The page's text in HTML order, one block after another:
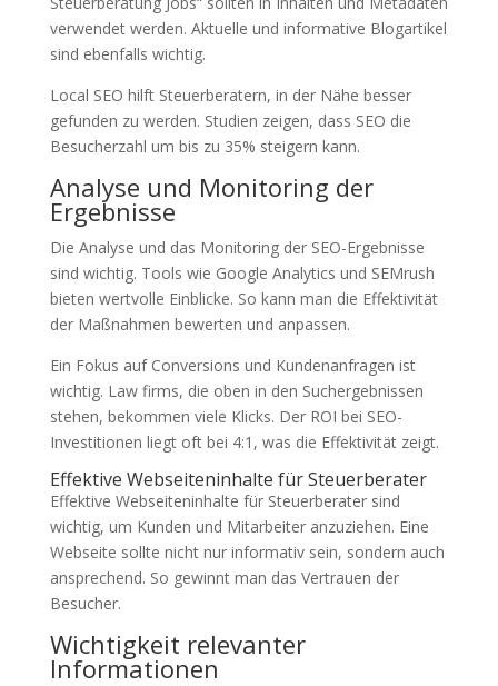
verwendet werden. Aktuelle und informative Blogartikel
sind ebenfalls wichtig.
Local SEO hilft Steuerberatern, in der Nähe besser
gefunden zu werden. Studien zeigen, dass SEO die
Besucherzahl um bis zu 35% steigern kann.
Analyse und Monitoring der
Ergebnisse
Die Analyse und das Monitoring der SEO-Ergebnisse
sind wichtig. Tools wie Google Analytics und SEMrush
bieten wertvolle Einblicke. So kann man die Effektivität
der Maßnahmen bewerten und anpassen.
Ein Fokus auf Conversions und Kundenanfragen ist
wichtig. Law firms, die oben in den Suchergebnissen
stehen, bekommen viele Klicks. Der ROI bei SEO-
Investitionen liegt oft bei 4:1, was die Effektivität zeigt.
Effektive Webseiteninhalte für Steuerberater
Effektive Webseiteninhalte für Steuerberater sind
wichtig, um Kunden und Mitarbeiter anzuziehen. Eine
Webseite sollte nicht nur informativ sein, sondern auch
ansprechend. So gewinnt man das Vertrauen der
Besucher.
Wichtigkeit relevanter
Informationen